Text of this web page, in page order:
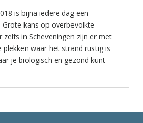
is bijna iedere dag een
Grote kans op overbevolkte
zelfs in Scheveningen zijn er met
waar het strand rustig is
je biologisch en gezond kunt